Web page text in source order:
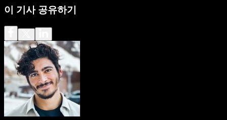
이 기사 공유하기